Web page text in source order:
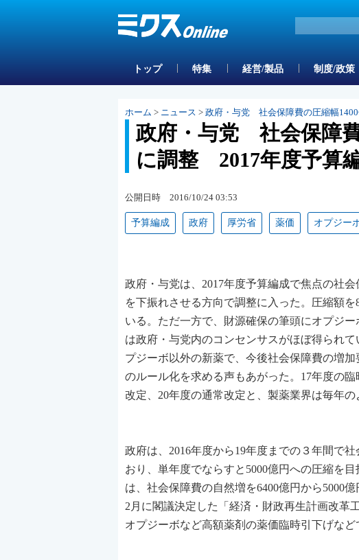
トップ 特集 経営/製品 制度/政策
ホーム > ニュース > 政府・与党 社会保障費の圧縮幅
政府・与党 社会保障
に調整 2017年度予算
公開日時 2016/10/24 03:53
予算編成 政府 厚労省 薬価 オプジー
政府・与党は、2017年度予算編成で焦点の社
を下振れさせる方向で調整に入った。圧縮額
いる。ただ一方で、財源確保の筆頭にオプジ
は政府・与党内のコンセンサスがほぼ得られ
プジーボ以外の新薬で、今後社会保障費の増
のルール化を求める声もあがった。17年度の
改定、20年度の通常改定と、製薬業界は毎年
政府は、2016年度から19年度までの３年間で
おり、単年度でならすと5000億円への圧縮を
は、社会保障費の自然増を6400億円から5000
2月に閣議決定した「経済・財政再生計画改革
オプジーボなど高額薬剤の薬価臨時引下げなど